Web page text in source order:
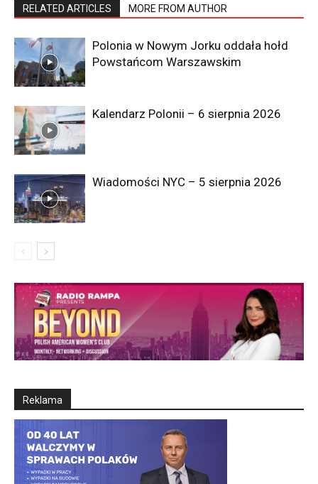
RELATED ARTICLES MORE FROM AUTHOR
Polonia w Nowym Jorku oddała hołd
Powstańcom Warszawskim
Kalendarz Polonii – 6 sierpnia 2026
Wiadomości NYC – 5 sierpnia 2026
Reklama